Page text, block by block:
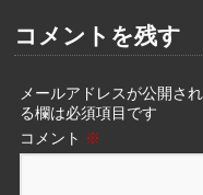
コメントを残す
メールアドレスが公開さ
る欄は必須項目です
コメント ※